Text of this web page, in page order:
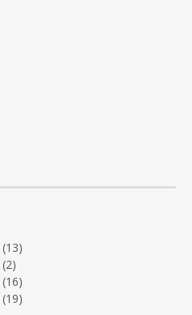
(13)
(2)
(16)
(19)